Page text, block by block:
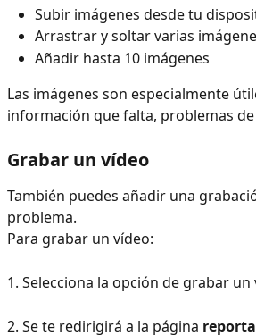
Subir imágenes desde tu
Arrastrar y soltar varias
Añadir hasta 10 imágenes
Las imágenes son especialmente
información que falta, problemas
Grabar un vídeo
También puedes añadir una
problema.
Para grabar un vídeo:
1. Selecciona la opción de grabar un
2. Se te redirigirá a la página